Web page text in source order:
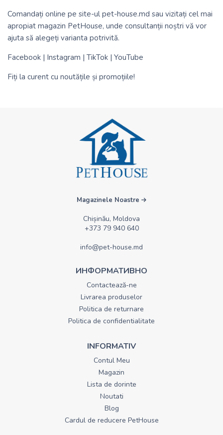
Comandați online pe site-ul pet-house.md sau vizitați cel mai
apropiat magazin PetHouse, unde consultanții noștri vă vor
ajuta să alegeți varianta potrivită.
Facebook | Instagram | TikTok | YouTube
Fiți la curent cu noutățile și promoțiile!
Magazinele Noastre
Chișinău, Moldova
+373 79 940 640
info@pet-house.md
ИНФОРМАТИВНО
Contactează-ne
Livrarea produselor
Politica de returnare
Politica de confidentialitate
INFORMATIV
Contul Meu
Magazin
Lista de dorinte
Noutati
Blog
Cardul de reducere PetHouse